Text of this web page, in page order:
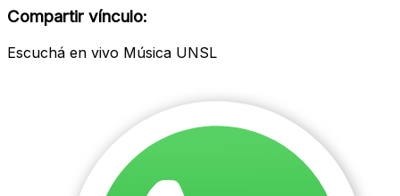
modal
Compartir vínculo:
Escuchá en vivo Música UNSL